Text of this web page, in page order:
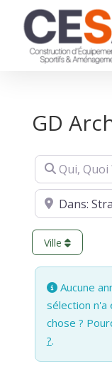
GD
Qui, Quoi ?
Où ?
Ville
Aucune
sélection n'a
chose ?
?.